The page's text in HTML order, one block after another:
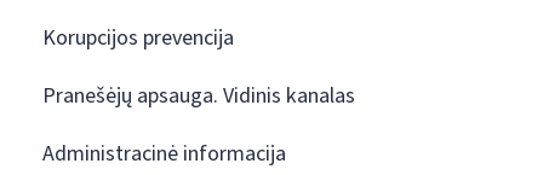
Korupcijos prevencija
Pranešėjų apsauga. Vidinis kanalas
Administracinė informacija